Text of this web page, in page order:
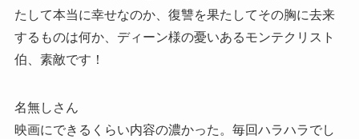
たして本当に幸せなのか、復讐を果たしてその胸に去来
するものは何か、ディーン様の憂いあるモンテクリスト
伯、素敵です！
名無しさん
映画にできるくらい内容の濃かった。毎回ハラハラでし